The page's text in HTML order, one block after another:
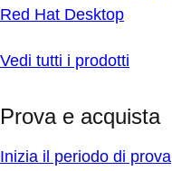
Red Hat Desktop
Vedi tutti i prodotti
Prova e acquista
Inizia il periodo di prova